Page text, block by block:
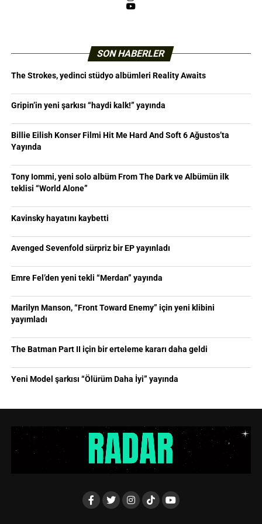
YouTube
SON HABERLER
The Strokes, yedinci stüdyo albümleri Reality Awaits
Gripin’in yeni şarkısı “haydi kalk!” yayında
Billie Eilish Konser Filmi Hit Me Hard And Soft 6 Ağustos’ta
Yayında
Tony Iommi, yeni solo albüm From The Dark ve Albümün ilk
teklisi “World Alone”
Kavinsky hayatını kaybetti
Avenged Sevenfold sürpriz bir EP yayınladı
Emre Fel’den yeni tekli “Merdan” yayında
Marilyn Manson, “Front Toward Enemy” için yeni klibini
yayımladı
The Batman Part II için bir erteleme kararı daha geldi
Yeni Model şarkısı “Ölürüm Daha İyi” yayında